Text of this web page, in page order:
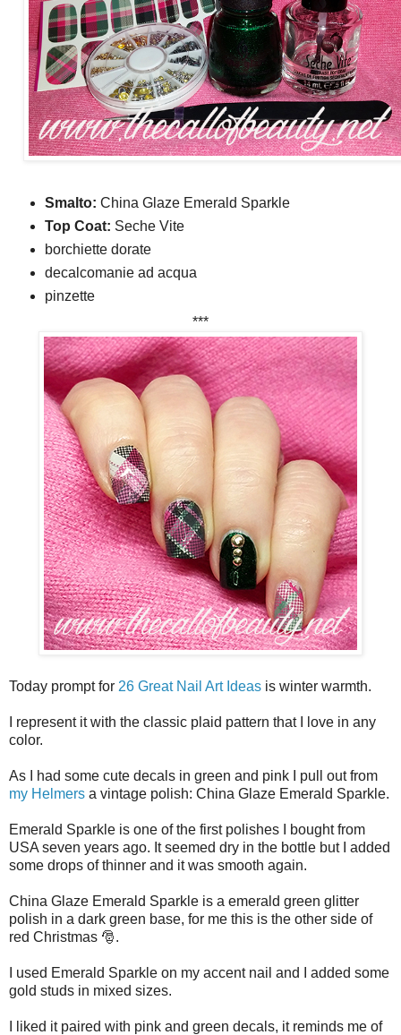
Smalto: China Glaze Emerald Sparkle
Top Coat: Seche Vite
borchiette dorate
decalcomanie ad acqua
pinzette
***
Today prompt for 26 Great Nail Art Ideas is winter warmth.
I represent it with the classic plaid pattern that I love in any
color.
As I had some cute decals in green and pink I pull out from
my Helmers a vintage polish: China Glaze Emerald Sparkle.
Emerald Sparkle is one of the first polishes I bought from
USA seven years ago. It seemed dry in the bottle but I added
some drops of thinner and it was smooth again.
China Glaze Emerald Sparkle is a emerald green glitter
polish in a dark green base, for me this is the other side of
red Christmas 🎅.
I used Emerald Sparkle on my accent nail and I added some
gold studs in mixed sizes.
I liked it paired with pink and green decals, it reminds me of